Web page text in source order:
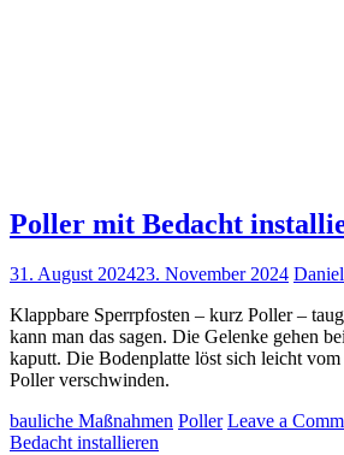
Poller mit Bedacht
31. August 202423. November 2024
Klappbare Sperrpfosten – kurz Poller –
kann man das sagen. Die Gelenke gehen
kaputt. Die Bodenplatte löst sich leicht
Poller verschwinden.
bauliche Maßnahmen Poller Leave a
Bedacht installieren